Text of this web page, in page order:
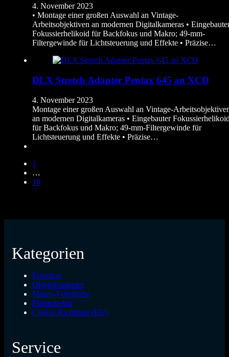
4. November 2023
• Montage einer großen Auswahl an Vintage-
Arbeitsobjektiven an modernen Digitalkameras •
Fokussierhelikoid für Backfokus und Makro; 49-mm-
Filtergewinde für Lichtsteuerung und Effekte • Präzise…
DLX Stretch Adapter Pentax 645 an XCD
4. November 2023
Montage einer großen Auswahl an Vintage-
an modernen Digitalkameras • Eingebauter
für Backfokus und Makro; 49-mm-Filtergewinde für
Lichtsteuerung und Effekte • Präzise…
1
…
18
Kategorien
Fotodiox
Objektivadapter
Makro-Fotografie
Fotozubehör
Cookie-Richtlinie (EU)
Service